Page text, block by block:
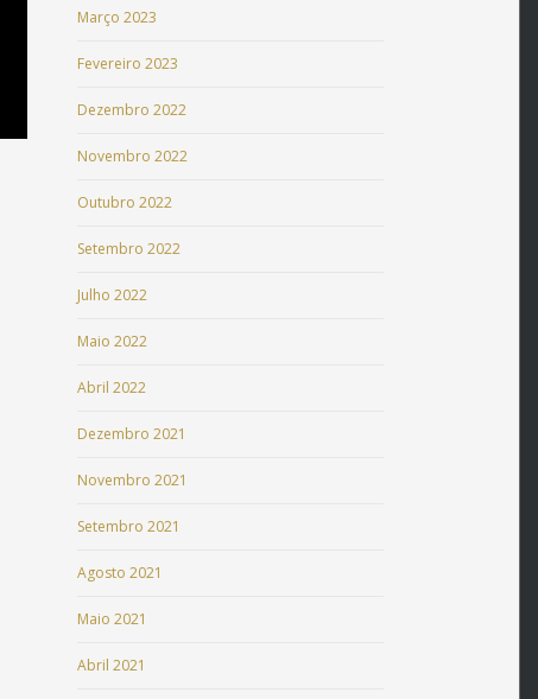
Março 2023
Fevereiro 2023
Dezembro 2022
Novembro 2022
Outubro 2022
Setembro 2022
Julho 2022
Maio 2022
Abril 2022
Dezembro 2021
Novembro 2021
Setembro 2021
Agosto 2021
Maio 2021
Abril 2021